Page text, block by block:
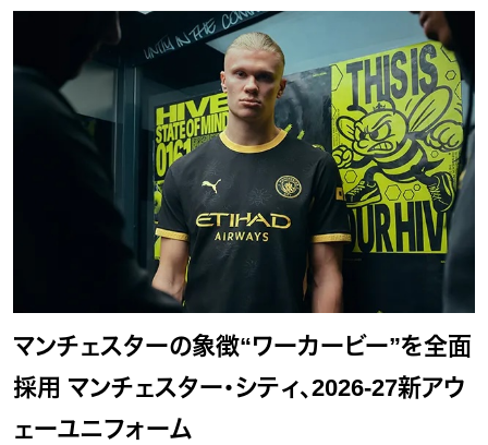
マンチェスターの象徴“ワーカービー”を全面
採用 マンチェスター・シティ、2026-27新アウ
ェーユニフォーム